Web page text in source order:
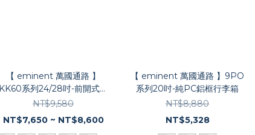
【 eminent 萬國通路 】
KK60系列24/28吋-前開式行
李箱
NT$9,580
NT$7,650 ~ NT$8,600
【 eminent 萬國通路 】9PO
系列20吋-純PC鋁框行李箱
NT$8,880
NT$5,328